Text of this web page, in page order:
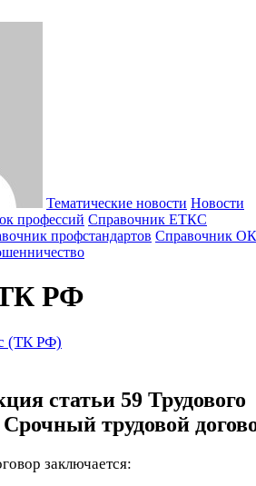
Тематические новости Новости
профессий Справочник ЕТКС
профстандартов Справочник
ТК РФ
(ТК РФ)
статьи 59 Трудового
трудовой
заключается: